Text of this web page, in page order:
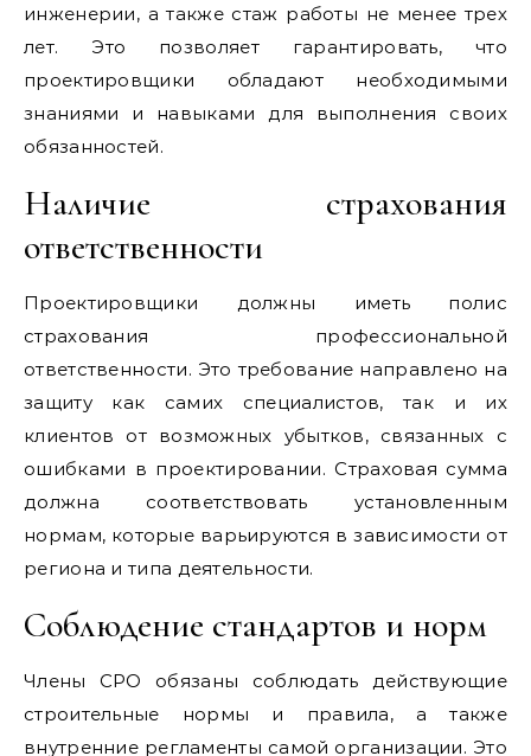
инженерии, а также стаж работы не менее трех
лет. Это позволяет гарантировать, что
проектировщики обладают необходимыми
знаниями и навыками для выполнения своих
обязанностей.
Наличие страхования
ответственности
Проектировщики должны иметь полис
страхования профессиональной
ответственности. Это требование направлено на
защиту как самих специалистов, так и их
клиентов от возможных убытков, связанных с
ошибками в проектировании. Страховая сумма
должна соответствовать установленным
нормам, которые варьируются в зависимости от
региона и типа деятельности.
Соблюдение стандартов и норм
Члены СРО обязаны соблюдать действующие
строительные нормы и правила, а также
внутренние регламенты самой организации. Это